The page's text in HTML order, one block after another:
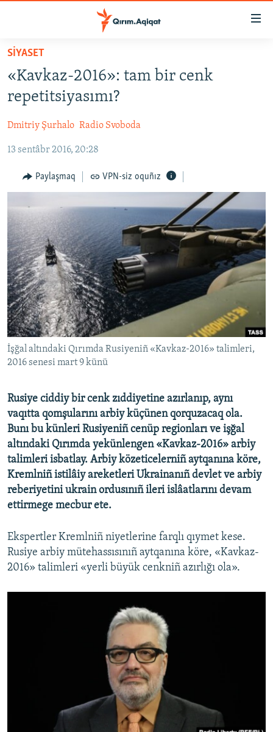
Esas
qaytmaq
Baş
navigatsiyağa
qaytmaq
qaytmaq
HABERLER
İQTİSADİYAT
CEMİYET
MEDENİYET
İNSAN AQLARI
SÜRET
BLOGLAR
FİKİR
Русский
Українською
QOŞULIÑIZ!
RFE/RS bütün saytları
SİYASET
«Kavkaz-2016»: tam bir cenk
repetitsiyasımı?
Dmitriy Şurhalo Radio Svoboda
13 sentâbr 2016, 20:28
Paylaşmaq VPN-siz oquñız
İşğal altındaki Qırımda Rusiyeniñ «Kavkaz-2016» talimleri,
2016 senesi mart 9 künü
Rusiye ciddiy bir cenk zıddiyetine azırlanıp, aynı
vaqıtta qomşularını arbiy küçünen qorquzacaq ola.
Bunı bu künleri Rusiyeniñ cenüp regionları ve işğal
altındaki Qırımda yekünlengen «Kavkaz-2016» arbiy
talimleri isbatlay. Arbiy közeticelerniñ aytqanına köre,
Kremlniñ istilâiy areketleri Ukrainanıñ devlet ve arbiy
reberiyetini ukrain ordusınıñ ileri islâatlarını devam
ettirmege mecbur ete.
Ekspertler Kremlniñ niyetlerine farqlı qıymet kese.
Rusiye arbiy mütehassısınıñ aytqanına köre, «Kavkaz-
2016» talimleri «yerli büyük cenkniñ azırlığı ola».